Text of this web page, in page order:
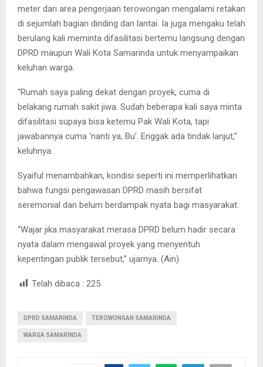
meter dari area pengerjaan terowongan mengalami retakan
di sejumlah bagian dinding dan lantai. Ia juga mengaku telah
berulang kali meminta difasilitasi bertemu langsung dengan
DPRD maupun Wali Kota Samarinda untuk menyampaikan
keluhan warga.
“Rumah saya paling dekat dengan proyek, cuma di
belakang rumah sakit jiwa. Sudah beberapa kali saya minta
difasilitasi supaya bisa ketemu Pak Wali Kota, tapi
jawabannya cuma ‘nanti ya, Bu’. Enggak ada tindak lanjut,”
keluhnya.
Syaiful menambahkan, kondisi seperti ini memperlihatkan
bahwa fungsi pengawasan DPRD masih bersifat
seremonial dan belum berdampak nyata bagi masyarakat.
“Wajar jika masyarakat merasa DPRD belum hadir secara
nyata dalam mengawal proyek yang menyentuh
kepentingan publik tersebut,” ujarnya. (Ain)
Telah dibaca : 225
DPRD SAMARINDA TEROWONGAN SAMARINDA
WARGA SAMARINDA